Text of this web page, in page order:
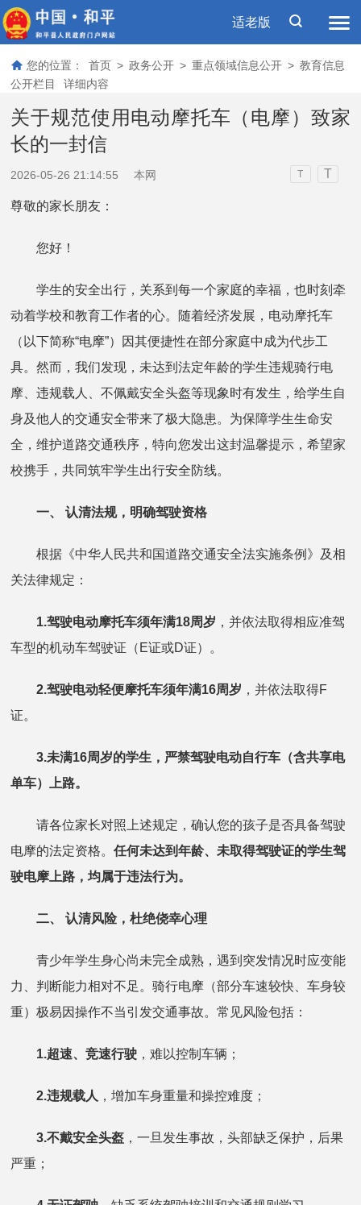
适老版
您的位置： 首页 > 政务公开 > 重点领域信息公开 > 教育信息
公开栏目
详细内容
关于规范使用电动摩托车（电摩）致家
长的一封信
2026-05-26 21:14:55 本网 T T
尊敬的家长朋友：
您好！
学生的安全出行，关系到每一个家庭的幸福，也时刻牵
动着学校和教育工作者的心。随着经济发展，电动摩托车
（以下简称“电摩”）因其便捷性在部分家庭中成为代步工
具。然而，我们发现，未达到法定年龄的学生违规骑行电
摩、违规载人、不佩戴安全头盔等现象时有发生，给学生自
身及他人的交通安全带来了极大隐患。为保障学生生命安
全，维护道路交通秩序，特向您发出这封温馨提示，希望家
校携手，共同筑牢学生出行安全防线。
一、 认清法规，明确驾驶资格
根据《中华人民共和国道路交通安全法实施条例》及相
关法律规定：
1.驾驶电动摩托车须年满18周岁 ，并依法取得相应准驾
车型的机动车驾驶证（E证或D证）。
2.驾驶电动轻便摩托车须年满16周岁 ，并依法取得F
证。
3.未满16周岁的学生，严禁驾驶电动自行车（含共享电
单车）上路。
请各位家长对照上述规定，确认您的孩子是否具备驾驶
电摩的法定资格。任何未达到年龄、未取得驾驶证的学生驾
驶电摩上路，均属于违法行为。
二、 认清风险，杜绝侥幸心理
青少年学生身心尚未完全成熟，遇到突发情况时应变能
力、判断能力相对不足。骑行电摩（部分车速较快、车身较
重）极易因操作不当引发交通事故。常见风险包括：
1.超速、竞速行驶 ，难以控制车辆；
2.违规载人 ，增加车身重量和操控难度；
3.不戴安全头盔 ，一旦发生事故，头部缺乏保护，后果
严重；